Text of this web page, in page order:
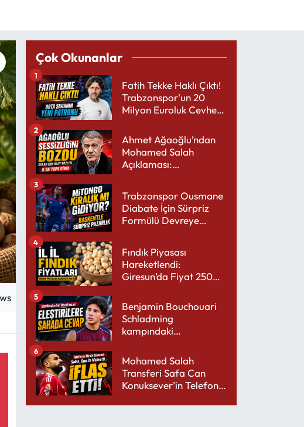
Çok Okunanlar
Fatih Tekke Haklı Çıktı!
Trabzonspor'un 20
Milyon Euroluk Cevheri
1
Ahmet Ağaoğlu’ndan
Mohamed Salah
Açıklaması:
2
Trabzonspor Ousmane
Diabate İçin Sürpriz
Formülü Devreye
3
Fındık Piyasası
Hareketlendi:
Giresun’da Fiyat 250
4
Benjamin Bouchouari
Schladming
kampındaki
5
Mohamed Salah
Transferi Safa Can
Konuksever’in Telefon
6